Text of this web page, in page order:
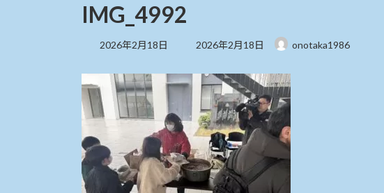
IMG_4992
2026年2月18日
最
新
日
時
:
2026年2月18日 onotaka1986